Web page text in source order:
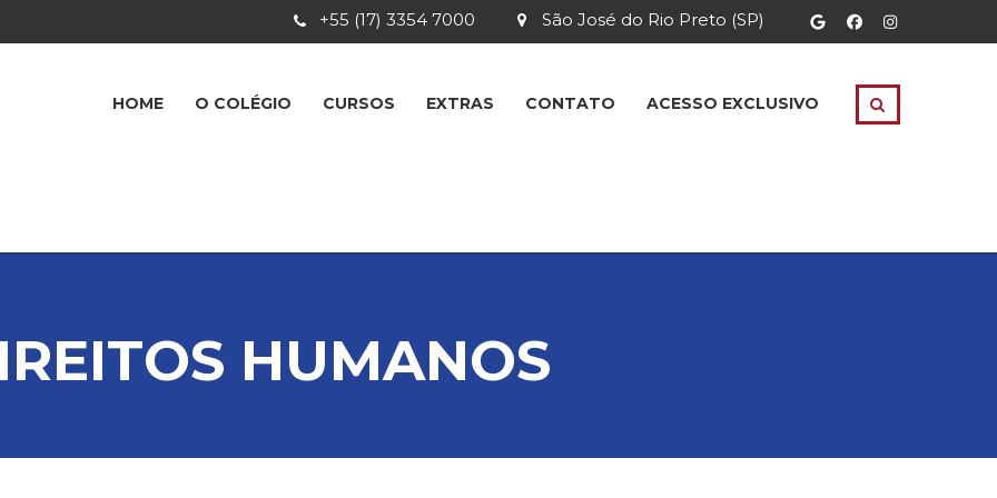
São José do Rio Preto (SP)
+55 (17) 3354 7000
HOME O COLÉGIO CURSOS EXTRAS CONTATO ACESSO EXCLUSIVO
HUMANOS